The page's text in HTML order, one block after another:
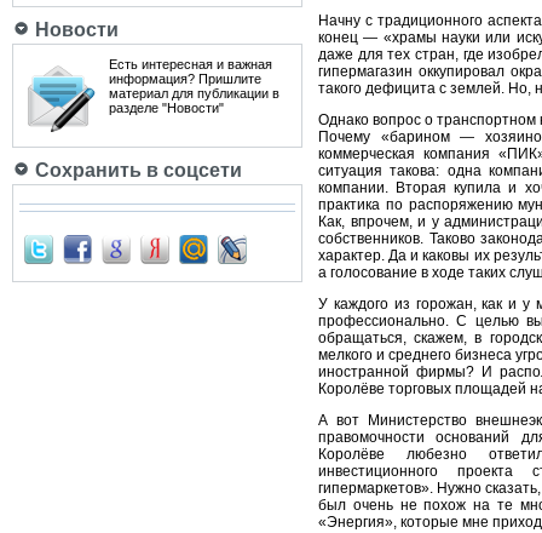
Новости
Есть интересная и важная
информация? Пришлите
материал для публикации в
разделе "Новости"
Сохранить в соцсети
Начну с традиционного
конец — «храмы науки или
даже для тех стран, где
гипермагазин оккупировал
такого дефицита с землей. Но,
Однако вопрос о транспортном
Почему «барином —
коммерческая компания
ситуация такова: одна
компании. Вторая купила и
практика по распоряжению
Как, впрочем, и у
собственников. Таково
характер. Да и каковы их
а голосование в ходе таких
У каждого из горожан, как и у
профессионально. С целью
обращаться, скажем, в
мелкого и среднего бизнеса
иностранной фирмы? И
Королёве торговых площадей
А вот Министерство
правомочности оснований
Королёве любезно
инвестиционного проекта
гипермаркетов». Нужно
был очень не похож на те
«Энергия», которые мне